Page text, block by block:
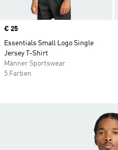
Price
€ 25
Essentials Small Logo Single
Jersey T-Shirt
Männer Sportswear
5 Farben